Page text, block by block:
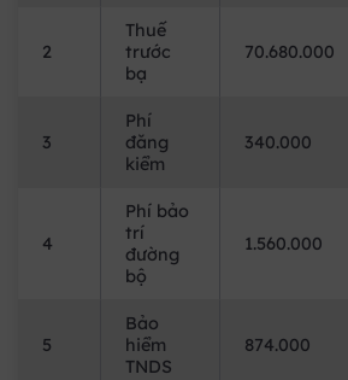
2
Thuế
trước
bạ
70.680.000
3
Phí
đăng
kiểm
340.000
4
Phí bảo
trí
đường
bộ
1.560.000
5
Bảo
hiểm
TNDS
874.000